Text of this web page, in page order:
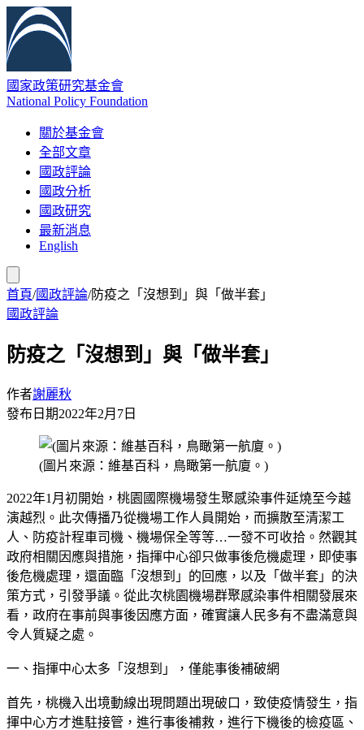
國家政策研究基金會
National Policy Foundation
關於基金會
全部文章
國政評論
國政分析
國政研究
最新消息
English
首頁/國政評論/防疫之「沒想到」與「做半套」
國政評論
防疫之「沒想到」與「做半套」
作者謝麗秋
發布日期2022年2月7日
(圖片來源：維基百科，鳥瞰第一航廈。)
2022年1月初開始，桃園國際機場發生聚感染事件延燒至今越
演越烈。此次傳播乃從機場工作人員開始，而擴散至清潔工
人、防疫計程車司機、機場保全等等…一發不可收拾。然觀其
政府相關因應與措施，指揮中心卻只做事後危機處理，即使事
後危機處理，還面臨「沒想到」的回應，以及「做半套」的決
策方式，引發爭議。從此次桃園機場群聚感染事件相關發展來
看，政府在事前與事後因應方面，確實讓人民多有不盡滿意與
令人質疑之處。
一、指揮中心太多「沒想到」，僅能事後補破網
首先，桃機入出境動線出現問題出現破口，致使疫情發生，指
揮中心方才進駐接管，進行事後補救，進行下機後的檢疫區、